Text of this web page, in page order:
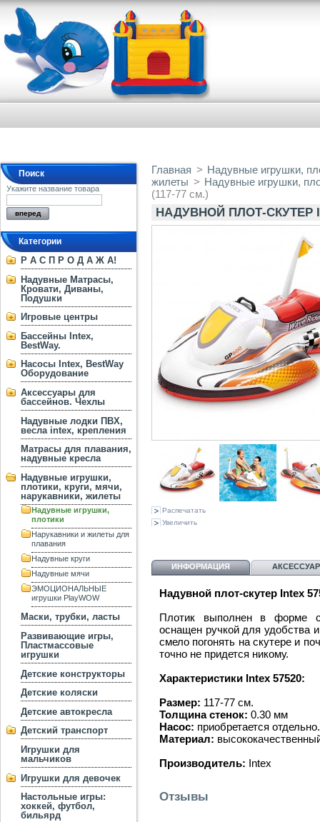
Поиск
Укажите название товара
Категории
Р А С П Р О Д А Ж А!
Надувные Матрасы,
Кровати, Диваны,
Подушки
Игровые центры
Бассейны Intex,
BestWay.
Насосы Intex, BestWay
Оборудование
Аксессуары для
бассейнов. Чехлы
Надувные лодки ПВХ,
весла intex, крепления
Матрасы для плавания,
надувные кресла
Надувные игрушки,
плотики, круги, мячи,
нарукавники, жилеты
Надувные игрушки,
плотики
Нарукавники и жилеты для
плавания
Надувные круги
Надувные мячи
ЭМОЦИОНАЛЬНЫЕ
игрушки PlayWOW
Маски, трубки, ласты
Развивающие игры,
Пластмассовые
игрушки
Детские конструкторы
Детские коляски
Детские автокресла
Детский транспорт
Игрушки для
мальчиков
Игрушки для девочек
Настольные игры:
хоккей, футбол,
бильярд
Главная > Надувные игрушки,
жилеты > Надувные игрушки,
(117-77 см.)
НАДУВНОЙ ПЛОТ-СКУТЕР
Распечатать
Увеличить
ИНФОРМАЦИЯ
Надувной плот-скутер Intex
Плотик выполнен в форме
оснащен ручкой для удобства
смело погонять на скутере и
точно не придется никому.
Характеристики Intex 57520:
Размер: 117-77 см.
Толщина стенок: 0.30 мм
Насос: приобретается отдельно.
Материал:
Производитель: Intex
Отзывы